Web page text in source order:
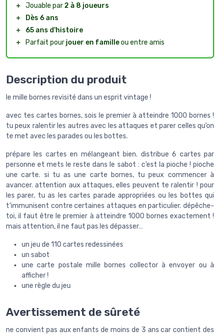
＋ Jouable par 2 à 8 joueurs
＋
Dès 6 ans
＋
65 ans d'histoire
＋
Parfait pour jouer en familleou entre amis
Description du produit
le mille bornes revisité dans un esprit vintage !
avec tes cartes bornes, sois le premier à atteindre 1000 bornes !
tu peux ralentir les autres avec les attaques et parer celles qu’on
te met avec les parades ou les bottes.
prépare les cartes en mélangeant bien. distribue 6 cartes par
personne et mets le reste dans le sabot : c’est la pioche ! pioche
une carte. si tu as une carte bornes, tu peux commencer à
avancer. attention aux attaques, elles peuvent te ralentir ! pour
les parer, tu as les cartes parade appropriées ou les bottes qui
t’immunisent contre certaines attaques en particulier. dépêche-
toi, il faut être le premier à atteindre 1000 bornes exactement !
mais attention, il ne faut pas les dépasser…
un jeu de 110 cartes redessinées
un sabot
une carte postale mille bornes collector à envoyer ou à
afficher !
une règle du jeu
Avertissement de sûreté
ne convient pas aux enfants de moins de 3 ans car contient des